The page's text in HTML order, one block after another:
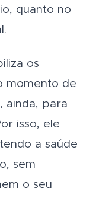
quanto no
os
momento de
ainda, para
isso, ele
a saúde
sem
o seu